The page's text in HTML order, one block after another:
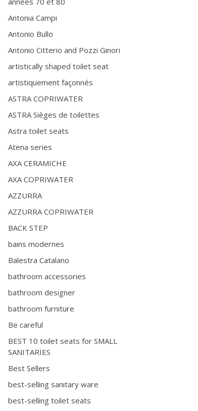
Antonia Campi
Antonio Bullo
Antonio Citterio and Pozzi Ginori
artistically shaped toilet seat
artistiquement façonnés
ASTRA COPRIWATER
ASTRA Sièges de toilettes
Astra toilet seats
Atena series
AXA CERAMICHE
AXA COPRIWATER
AZZURRA
AZZURRA COPRIWATER
BACK STEP
bains modernes
Balestra Catalano
bathroom accessories
bathroom designer
bathroom furniture
Be careful
BEST 10 toilet seats for SMALL
SANITARIES
Best Sellers
best-selling sanitary ware
best-selling toilet seats